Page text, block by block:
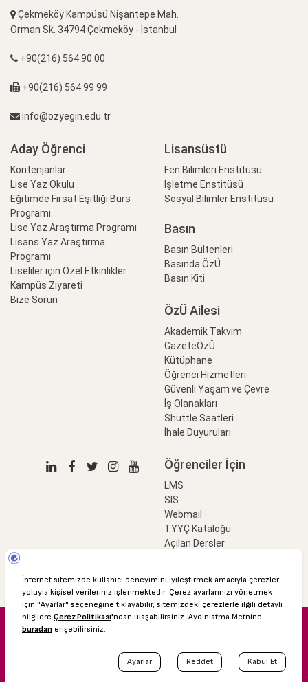
Çekmeköy Kampüsü Nişantepe Mah.
Orman Sk. 34794 Çekmeköy - İstanbul
+90(216) 564 90 00
+90(216) 564 99 99
info@ozyegin.edu.tr
Aday Öğrenci
Kontenjanlar
Lise Yaz Okulu
Eğitimde Fırsat Eşitliği Burs
Programı
Lise Yaz Araştırma Programı
Lisans Yaz Araştırma
Programı
Liseliler için Özel Etkinlikler
Kampüs Ziyareti
Bize Sorun
Lisansüstü
Fen Bilimleri Enstitüsü
İşletme Enstitüsü
Sosyal Bilimler Enstitüsü
Basın
Basın Bültenleri
Basında ÖzÜ
Basın Kiti
ÖzÜ Ailesi
Akademik Takvim
GazeteÖzÜ
Kütüphane
Öğrenci Hizmetleri
Güvenli Yaşam ve Çevre
İş Olanakları
Shuttle Saatleri
İhale Duyuruları
Öğrenciler İçin
LMS
SIS
Webmail
TYYÇ Kataloğu
Açılan Dersler
© 2016 Özyeğin Üniversitesi
Akademik Takvim
Kişisel Verilerin Korunması